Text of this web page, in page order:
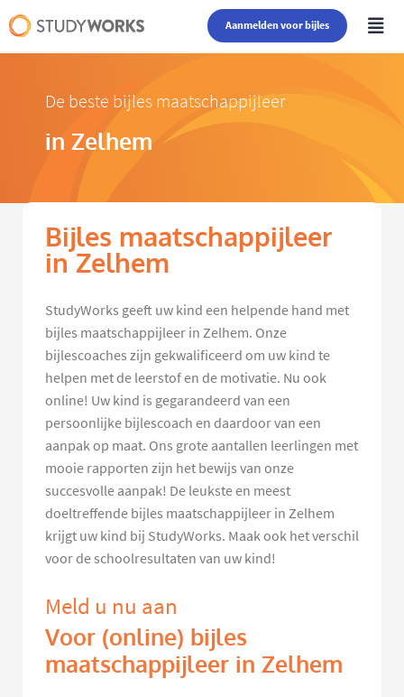
Aanmelden voor bijles
De beste bijles maatschappijleer
in Zelhem
Bijles maatschappijleer
in Zelhem
StudyWorks geeft uw kind een helpende hand met
bijles maatschappijleer in Zelhem. Onze
bijlescoaches zijn gekwalificeerd om uw kind te
helpen met de leerstof en de motivatie. Nu ook
online! Uw kind is gegarandeerd van een
persoonlijke bijlescoach en daardoor van een
aanpak op maat. Ons grote aantallen leerlingen met
mooie rapporten zijn het bewijs van onze
succesvolle aanpak! De leukste en meest
doeltreffende bijles maatschappijleer in Zelhem
krijgt uw kind bij StudyWorks. Maak ook het verschil
voor de schoolresultaten van uw kind!
Meld u nu aan
Voor (online) bijles
maatschappijleer in Zelhem